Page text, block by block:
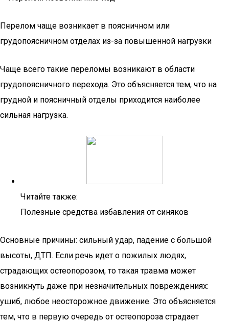
Перелом чаще возникает в поясничном или
грудопоясничном отделах из-за повышенной нагрузки
Чаще всего такие переломы возникают в области
грудопоясничного перехода. Это объясняется тем, что на
грудной и поясничный отделы приходится наиболее
сильная нагрузка.
Читайте также:
Полезные средства избавления от синяков
Основные причины: сильный удар, падение с большой
высоты, ДТП. Если речь идет о пожилых людях,
страдающих остеопорозом, то такая травма может
возникнуть даже при незначительных повреждениях:
ушиб, любое неосторожное движение. Это объясняется
тем, что в первую очередь от остеопороза страдает